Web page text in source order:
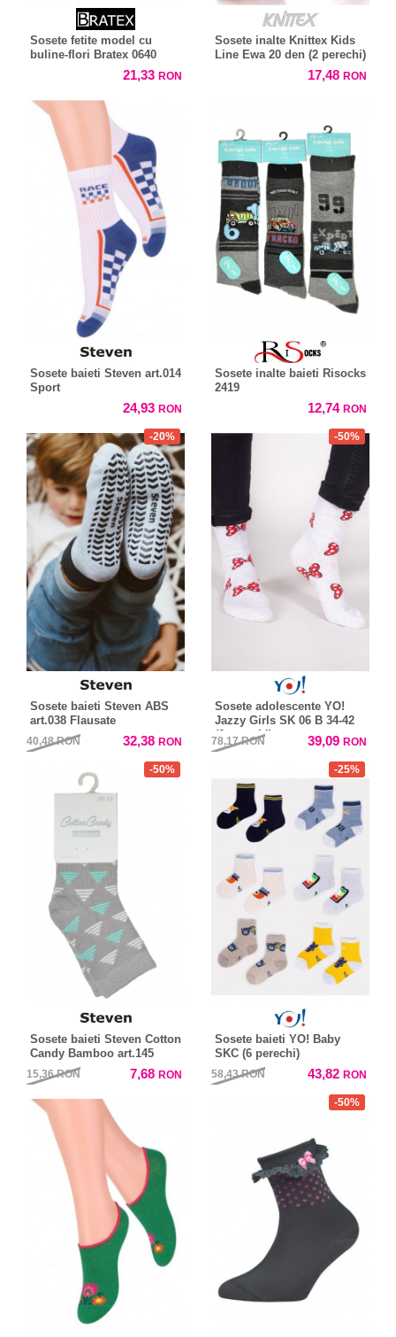
Sosete fetite model cu
buline-flori Bratex 0640
21,33 RON
Sosete inalte Knittex Kids
Line Ewa 20 den (2 perechi)
17,48 RON
Sosete baieti Steven art.014
Sport
24,93 RON
Sosete inalte baieti Risocks
2419
12,74 RON
-20%
Sosete baieti Steven ABS
art.038 Flausate
40,48RON 32,38 RON
-50%
Sosete adolescente YO!
Jazzy Girls SK 06 B 34-42
(6 perechi)
78,17RON 39,09 RON
-50%
Sosete baieti Steven Cotton
Candy Bamboo art.145
15,36RON 7,68 RON
-25%
Sosete baieti YO! Baby
SKC (6 perechi)
58,43RON 43,82 RON
-50%